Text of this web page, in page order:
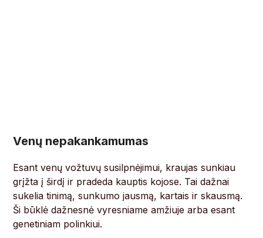
Venų nepakankamumas
Esant venų vožtuvų susilpnėjimui, kraujas sunkiau
grįžta į širdį ir pradeda kauptis kojose. Tai dažnai
sukelia tinimą, sunkumo jausmą, kartais ir skausmą.
Ši būklė dažnesnė vyresniame amžiuje arba esant
genetiniam polinkiui.